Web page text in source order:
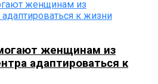
женщинам из
адаптироваться к